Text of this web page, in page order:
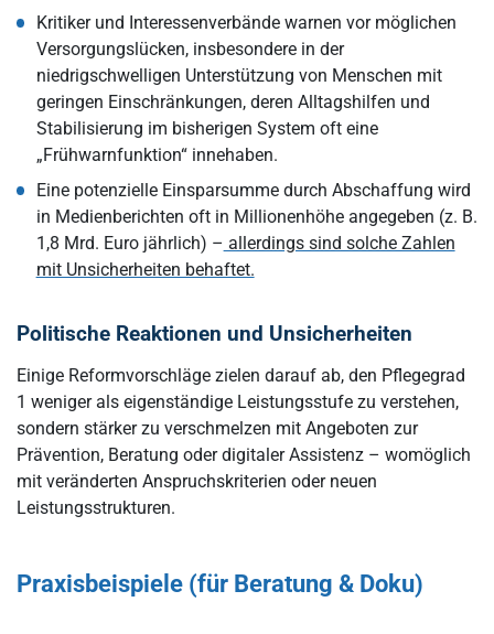
Kritiker und Interessenverbände warnen vor möglichen
Versorgungslücken, insbesondere in der
niedrigschwelligen Unterstützung von Menschen mit
geringen Einschränkungen, deren Alltagshilfen und
Stabilisierung im bisherigen System oft eine
„Frühwarnfunktion“ innehaben.
Eine potenzielle Einsparsumme durch Abschaffung wird
in Medienberichten oft in Millionenhöhe angegeben (z. B.
1,8 Mrd. Euro jährlich) – allerdings sind solche Zahlen
mit Unsicherheiten behaftet.
Politische Reaktionen und Unsicherheiten
Einige Reformvorschläge zielen darauf ab, den Pflegegrad
1 weniger als eigenständige Leistungsstufe zu verstehen,
sondern stärker zu verschmelzen mit Angeboten zur
Prävention, Beratung oder digitaler Assistenz – womöglich
mit veränderten Anspruchskriterien oder neuen
Leistungsstrukturen.
Praxisbeispiele (für Beratung & Doku)